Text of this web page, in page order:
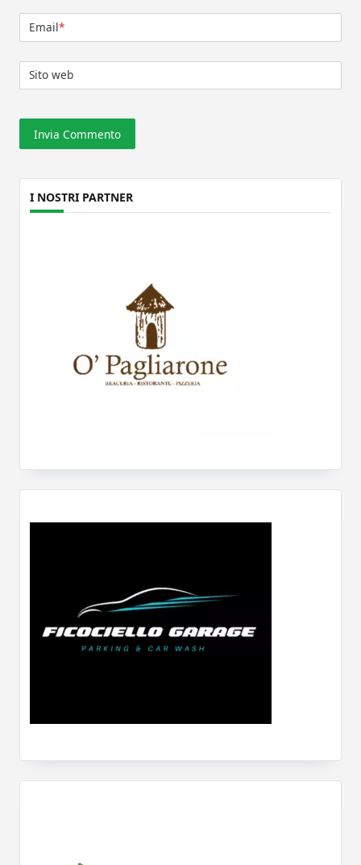
Email*
Sito web
I NOSTRI PARTNER